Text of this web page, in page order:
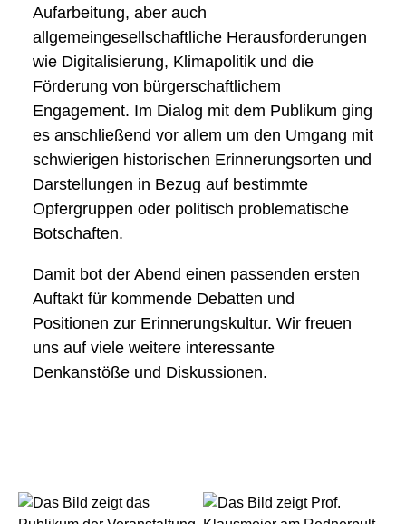
PRESSESTIMMEN
ARBEITSPROGRAMM
PROJEKTE
STUDIUM
MASTER PUBLIC HISTORY UND KULTURVERMITTLUNG
STUDIENPROJEKTE
KOLLOQUIUM
VERANSTALTUNGEN
Kontakt Impressum Datenschutz
Aufarbeitung, aber auch
allgemeingesellschaftliche Herausforderungen
wie Digitalisierung, Klimapolitik und die
Förderung von bürgerschaftlichem
Engagement. Im Dialog mit dem Publikum ging
es anschließend vor allem um den Umgang mit
schwierigen historischen Erinnerungsorten und
Darstellungen in Bezug auf bestimmte
Opfergruppen oder politisch problematische
Botschaften.
Damit bot der Abend einen passenden ersten
Auftakt für kommende Debatten und
Positionen zur Erinnerungskultur. Wir freuen
uns auf viele weitere interessante
Denkanstöße und Diskussionen.